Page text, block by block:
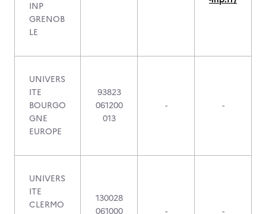
INP
GRENOB
LE
UNIVERS
ITE
BOURGO
GNE
EUROPE
93823
061200
013
- -
UNIVERS
ITE
CLERMO
130028
061000
- -